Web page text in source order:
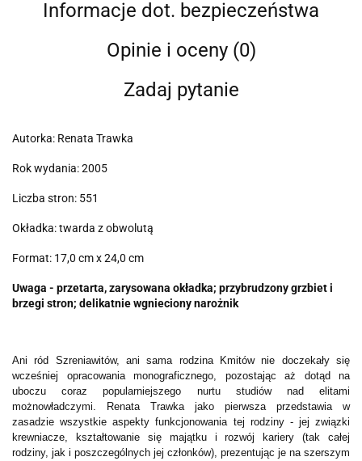
Informacje dot. bezpieczeństwa
Opinie i oceny (0)
Zadaj pytanie
Autorka: Renata Trawka
Rok wydania: 2005
Liczba stron: 551
Okładka: twarda z obwolutą
Format: 17,0 cm x 24,0 cm
Uwaga - przetarta, zarysowana okładka; przybrudzony grzbiet i
brzegi stron; delikatnie wgnieciony narożnik
Ani ród Szreniawitów, ani sama rodzina Kmitów nie doczekały się
wcześniej opracowania monograficznego, pozostając aż dotąd na
uboczu coraz popularniejszego nurtu studiów nad elitami
możnowładczymi. Renata Trawka jako pierwsza przedstawia w
zasadzie wszystkie aspekty funkcjonowania tej rodziny - jej związki
krewniacze, kształtowanie się majątku i rozwój kariery (tak całej
rodziny, jak i poszczególnych jej członków), prezentując je na szerszym